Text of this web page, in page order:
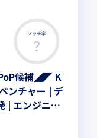
マッチ率
候補◢◤ K
ンチャー | デ
| エンジニア